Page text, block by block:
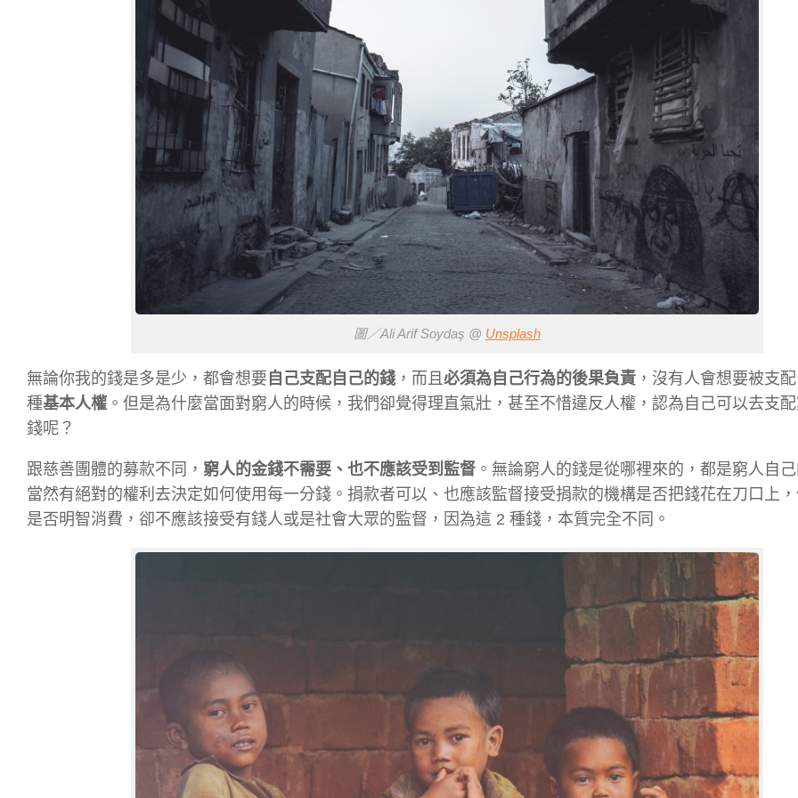
圖／Ali Arif Soydaş @ Unsplash
無論你我的錢是多是少，都會想要 自己支配自己的錢 ，而且必須為自己行為的後果負責 ，沒有人會想要被支
種基本人權 。但是為什麼當面對窮人的時候，我們卻覺得理直氣壯，甚至不惜違反人權，認為自己可以去支
錢呢？
跟慈善團體的募款不同， 窮人的金錢不需要、也不應該受到監督 。無論窮人的錢是從哪裡來的，都是窮人自
當然有絕對的權利去決定如何使用每一分錢。捐款者可以、也應該監督接受捐款的機構是否把錢花在刀口上
是否明智消費，卻不應該接受有錢人或是社會大眾的監督，因為這 2 種錢，本質完全不同。